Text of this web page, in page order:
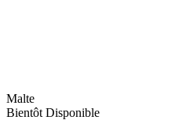
Malte
Bientôt Disponible